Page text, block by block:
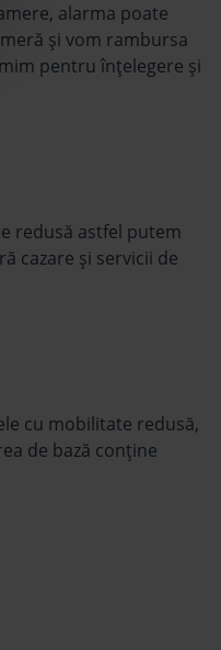
alarma poate
şi vom rambursa
pentru înţelegere şi
redusă astfel putem
cazare şi servicii de
cu mobilitate redusă,
de bază conţine